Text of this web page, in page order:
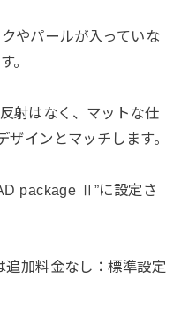
やパールが入っていな
。
射はなく、マットな仕
ザインとマッチします。
package Ⅱ”に設定さ
加料金なし：標準設定